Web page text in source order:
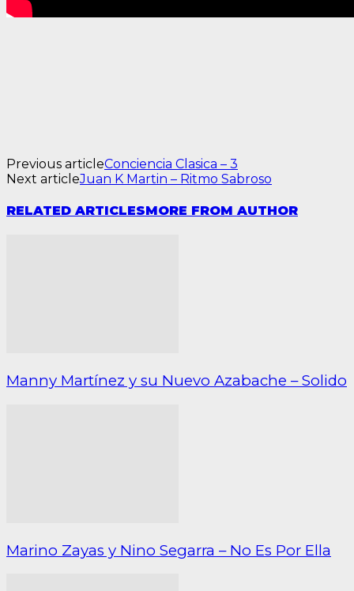
Previous articleConciencia Clasica – 3
Next articleJuan K Martin – Ritmo Sabroso
RELATED ARTICLESMORE FROM AUTHOR
Manny Martínez y su Nuevo Azabache – Solido
Marino Zayas y Nino Segarra – No Es Por Ella